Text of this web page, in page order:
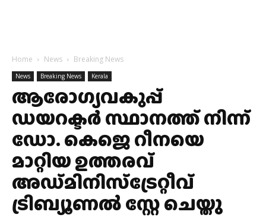
Home News Breaking News
News Breaking News Kerala
ആരോഗ്യവകുപ്പ്
ഡയറക്ടര്‍ സ്ഥാനത്ത് നിന്ന്
ഡോ. കെജെ റീനയെ
മാറ്റിയ ഉത്തരവ്
അഡ്മിനിസ്ട്രേറ്റീവ്
ട്രിബ്യൂണല്‍ സ്റ്റേ ചെയ്തു